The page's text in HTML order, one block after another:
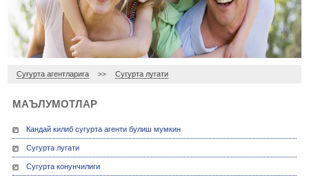
Суғурта агентларига >> Сугурта лугати
МАЪЛУМОТЛАР
Кандай килиб сугурта агенти булиш мумкин
Сугурта лугати
Сугурта конунчилиги